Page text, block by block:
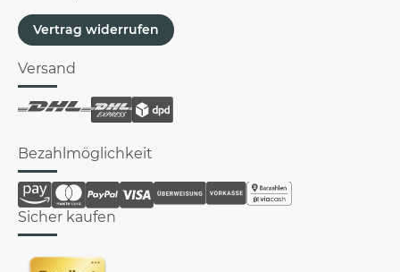
Vertrag widerrufen
Versand
Bezahlmöglichkeit
Sicher kaufen